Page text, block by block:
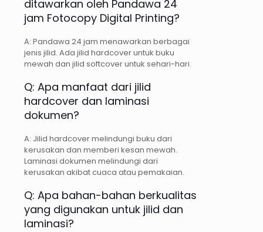
ditawarkan oleh Pandawa 24
jam Fotocopy Digital Printing?
A: Pandawa 24 jam menawarkan berbagai
jenis jilid. Ada jilid hardcover untuk buku
mewah dan jilid softcover untuk sehari-hari.
Q: Apa manfaat dari jilid
hardcover dan laminasi
dokumen?
A: Jilid hardcover melindungi buku dari
kerusakan dan memberi kesan mewah.
Laminasi dokumen melindungi dari
kerusakan akibat cuaca atau pemakaian.
Q: Apa bahan-bahan berkualitas
yang digunakan untuk jilid dan
laminasi?